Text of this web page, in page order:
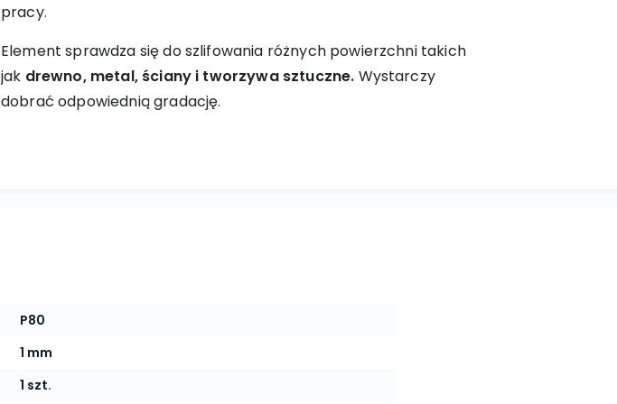
pracy.
Element sprawdza się do szlifowania różnych powierzchni takich
jak drewno, metal, ściany i tworzywa sztuczne. Wystarczy
dobrać odpowiednią gradację.
P80
1 mm
1 szt.